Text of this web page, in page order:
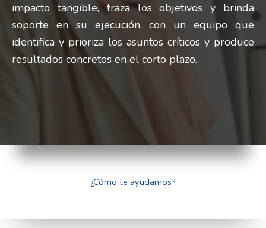
impacto tangible, traza los objetivos y brinda
soporte en su ejecución, con un equipo que
identifica y prioriza los asuntos críticos y produce
resultados concretos en el corto plazo.
¿Cómo te ayudamos?